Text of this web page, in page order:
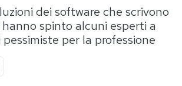
Media
Europa
dei software che scrivono
hanno spinto alcuni esperti a
per la professione